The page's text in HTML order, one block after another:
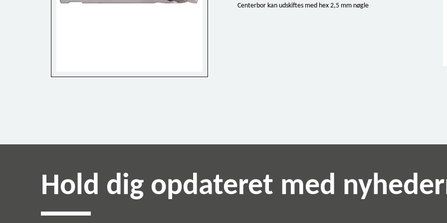
Centerbor kan udskiftes med hex 2,5 mm nøgle
Hold dig opdateret med